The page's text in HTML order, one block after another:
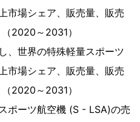
市場シェア、販売量、販売
2020～2031）
、世界の特殊軽量スポーツ
市場シェア、販売量、販売
2020～2031）
ポーツ航空機 (S - LSA)の売